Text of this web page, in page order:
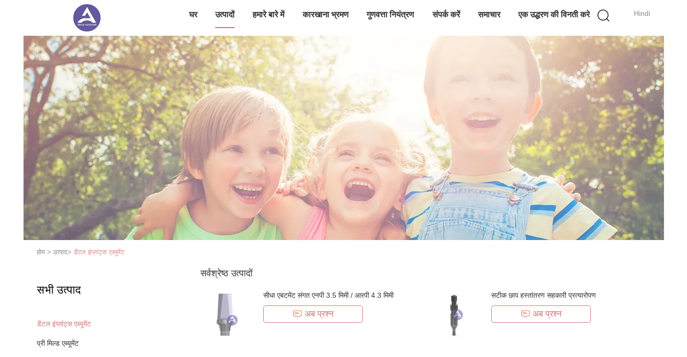
Hindi
घर उत्पादों हमारे बारे में कारखाना भ्रमण गुणवत्ता नियंत्रण संपर्क करें समाचार एक उद्धरण की विनती करे
होम > उत्पाद> डेंटल इंप्लांट्स एब्यूमेंट
सभी उत्पाद
डेंटल इंप्लांट्स एब्यूमेंट
प्री मिल्ड एब्यूमेंट
सर्वश्रेष्ठ उत्पादों
सीधा एबटमेंट संगत एनपी 3.5 मिमी / आरपी 4.3 मिमी
अब प्रश्न
सटीक छाप हस्तांतरण सहकारी प्रत्यारोपण
अब प्रश्न